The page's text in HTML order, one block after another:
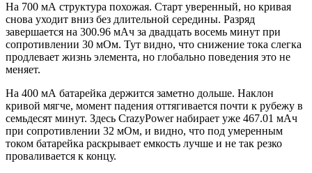
На 700 мА структура похожая. Старт уверенный, но кривая
снова уходит вниз без длительной середины. Разряд
завершается на 300.96 мАч за двадцать восемь минут при
сопротивлении 30 мОм. Тут видно, что снижение тока слегка
продлевает жизнь элемента, но глобально поведения это не
меняет.
На 400 мА батарейка держится заметно дольше. Наклон
кривой мягче, момент падения оттягивается почти к рубежу в
семьдесят минут. Здесь CrazyPower набирает уже 467.01 мАч
при сопротивлении 32 мОм, и видно, что под умеренным
током батарейка раскрывает емкость лучше и не так резко
проваливается к концу.